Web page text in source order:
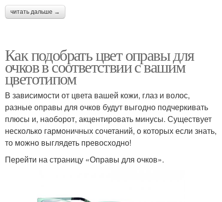
читать дальше →
Как подобрать цвет оправы для
очков в соответствии с вашим
цветотипом
В зависимости от цвета вашей кожи, глаз и волос,
разные оправы для очков будут выгодно подчеркивать
плюсы и, наоборот, акцентировать минусы. Существует
несколько гармоничных сочетаний, о которых если знать,
то можно выглядеть превосходно!
Перейти на страницу «Оправы для очков».